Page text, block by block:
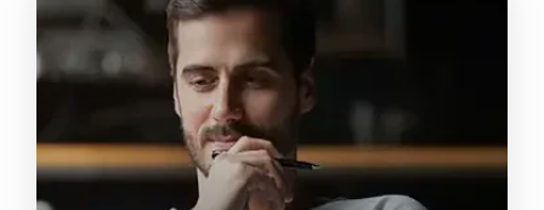
ENTREPRENDRE EXIGE AUDACE ET VISION